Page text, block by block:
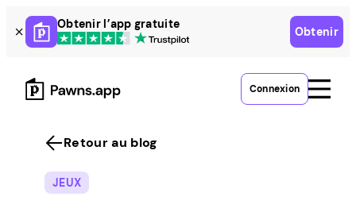
Skip
to
content
Obtenir l’app gratuite
Obtenir
Connexion
Retour au blog
JEUX